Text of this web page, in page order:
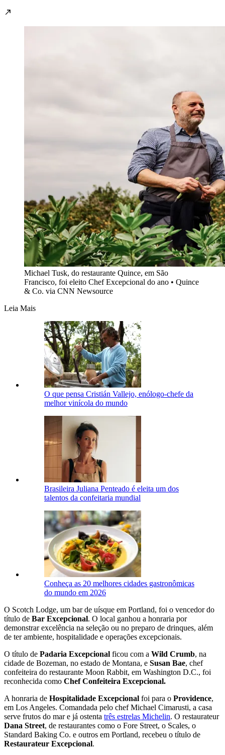
Michael Tusk, do restaurante Quince, em São
Francisco, foi eleito Chef Excepcional do ano • Quince
& Co. via CNN Newsource
Leia Mais
O que pensa Cristián Vallejo, enólogo-chefe da
melhor vinícola do mundo
Brasileira Juliana Penteado é eleita um dos
talentos da confeitaria mundial
Conheça as 20 melhores cidades gastronômicas
do mundo em 2026
O Scotch Lodge, um bar de uísque em Portland, foi o vencedor do
título de Bar Excepcional. O local ganhou a honraria por
demonstrar excelência na seleção ou no preparo de drinques, além
de ter ambiente, hospitalidade e operações excepcionais.
O título de Padaria Excepcional ficou com a Wild Crumb, na
cidade de Bozeman, no estado de Montana, e Susan Bae, chef
confeiteira do restaurante Moon Rabbit, em Washington D.C., foi
reconhecida como Chef Confeiteira Excepcional.
A honraria de Hospitalidade Excepcional foi para o Providence,
em Los Angeles. Comandada pelo chef Michael Cimarusti, a casa
serve frutos do mar e já ostenta três estrelas Michelin. O restaurateur
Dana Street, de restaurantes como o Fore Street, o Scales, o
Standard Baking Co. e outros em Portland, recebeu o título de
Restaurateur Excepcional.